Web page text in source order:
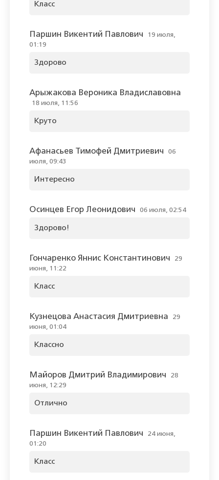
Класс
Паршин Викентий Павлович
19 июля,
01:19
Здорово
Арыжакова Вероника Владиславовна
18 июля, 11:56
Круто
Афанасьев Тимофей Дмитриевич
06
июля, 09:43
Интересно
Осинцев Егор Леонидович 06 июля, 02:54
Здорово!
Гончаренко Яннис Константинович
29
июня, 11:22
Класс
Кузнецова Анастасия Дмитриевна
29
июня, 01:04
Классно
Майоров Дмитрий Владимирович
28
июня, 12:29
Отлично
Паршин Викентий Павлович
24 июня,
01:20
Класс